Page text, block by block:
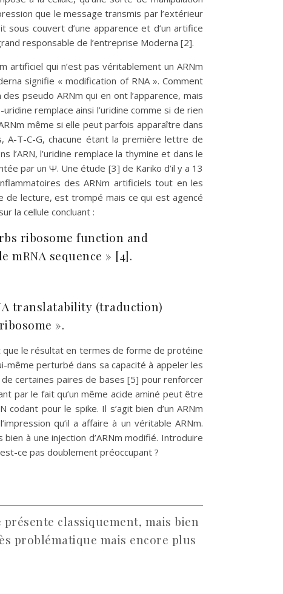
que le message transmis par l’extérieur
couvert d’une apparence et d’un artifice
responsable de l’entreprise Moderna [2].
artificiel qui n’est pas véritablement un ARNm
signifie « modification of RNA ». Comment
pseudo ARNm qui en ont l’apparence, mais
remplace ainsi l’uridine comme si de rien
même si elle peut parfois apparaître dans
T-C-G, chacune étant la première lettre de
l’ARN, l’uridine remplace la thymine et dans le
par un Ψ. Une étude [3] de Kariko d’il y a 13
des ARNm artificiels tout en les
lecture, est trompé mais ce qui est agencé
la cellule concluant :
ribosome function and
sequence » [4].
translatability (traduction)
».
que le résultat en termes de forme de protéine
perturbé dans sa capacité à appeler les
certaines paires de bases [5] pour renforcer
par le fait qu’un même acide aminé peut être
pour le spike. Il s’agit bien d’un ARNm
qu’il a affaire à un véritable ARNm.
à une injection d’ARNm modifié. Introduire
ce pas doublement préoccupant ?
classiquement, mais bien
problématique mais encore plus